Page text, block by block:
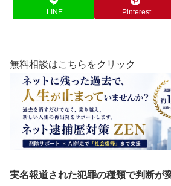
LINE Pinterest
無料相談はこちらをクリック
実名報道された犯罪の種類で判断が